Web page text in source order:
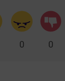
0 0